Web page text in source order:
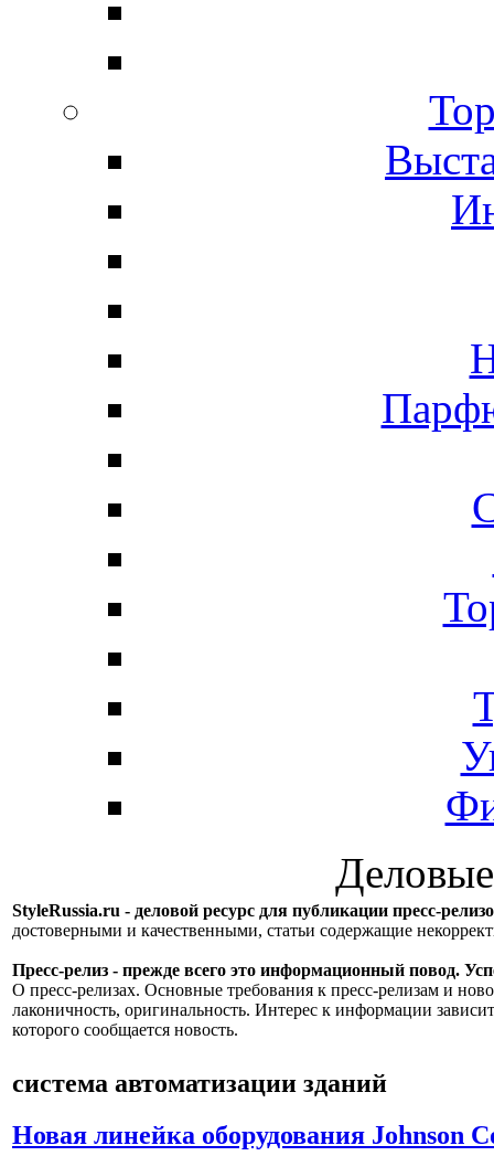
StyleRussia.ru - деловой ресурс для публикации пресс-
достоверными и качественными, статьи содержащие
Пресс-релиз - прежде всего это информационный повод.
О пресс-релизах. Основные требования к пресс-релизам и
лаконичность, оригинальность. Интерес к информации
которого сообщается новость.
система автоматизации зданий
Новая линейка оборудования Johnson